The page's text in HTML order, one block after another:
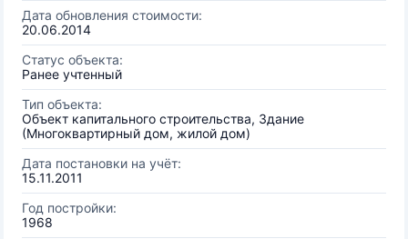
Дата обновления стоимости:
20.06.2014
Статус объекта:
Ранее учтенный
Тип объекта:
Объект капитального строительства, Здание
(Многоквартирный дом, жилой дом)
Дата постановки на учёт:
15.11.2011
Год постройки:
1968